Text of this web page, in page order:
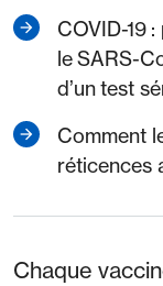
COVID-19
le SARS-
d’un test
Comment
réticences
Chaque